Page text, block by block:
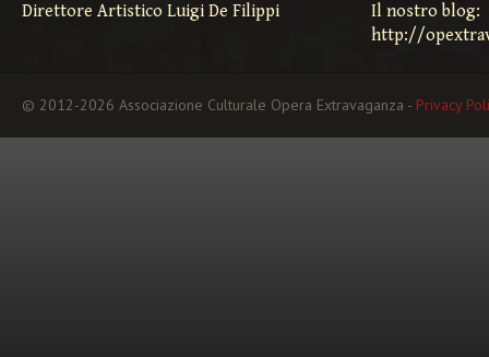
Direttore Artistico Luigi De Filippi
Il nostro blog:
http://
© 2012-2026 Associazione Culturale Opera Extravaganza - Privacy